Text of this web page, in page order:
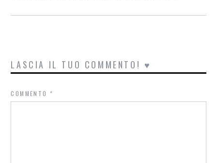
LASCIA IL TUO COMMENTO! ♥
COMMENTO*